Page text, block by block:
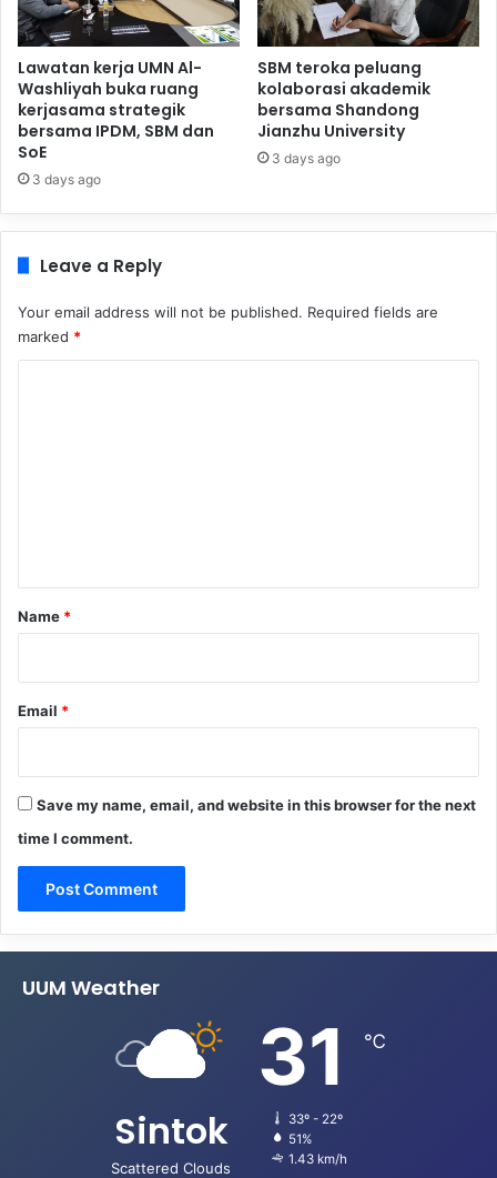
Lawatan kerja UMN Al-
Washliyah buka ruang
kerjasama strategik
bersama IPDM, SBM dan
SoE
3 days ago
SBM teroka peluang
kolaborasi akademik
bersama Shandong
Jianzhu University
3 days ago
Leave a Reply
Your email address will not be published. Required fields are
marked *
*
Name *
Email *
Save my name, email, and website in this browser for the next
time I comment.
UUM Weather
Sintok
Scattered Clouds
31 ℃
33º - 22º
51%
1.43 km/h